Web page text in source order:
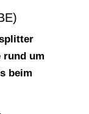
rund um
beim